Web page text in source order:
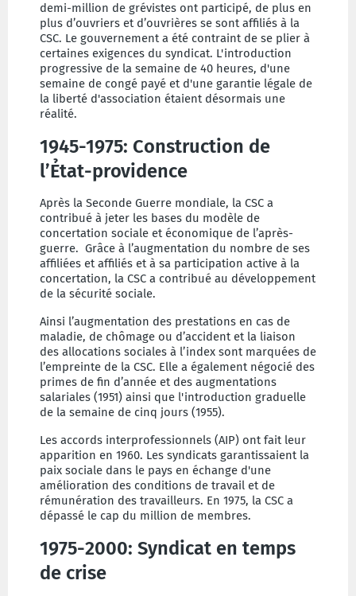
demi-million de grévistes ont participé, de plus en
plus d’ouvriers et d’ouvrières se sont affiliés à la
CSC. Le gouvernement a été contraint de se plier à
certaines exigences du syndicat. L'introduction
progressive de la semaine de 40 heures, d'une
semaine de congé payé et d'une garantie légale de
la liberté d'association étaient désormais une
réalité.
1945-1975: Construction de
l’Ẻtat-providence
Après la Seconde Guerre mondiale, la CSC a
contribué à jeter les bases du modèle de
concertation sociale et économique de l’après-
guerre. Grâce à l’augmentation du nombre de ses
affiliées et affiliés et à sa participation active à la
concertation, la CSC a contribué au développement
de la sécurité sociale.
Ainsi l’augmentation des prestations en cas de
maladie, de chômage ou d’accident et la liaison
des allocations sociales à l’index sont marquées de
l’empreinte de la CSC. Elle a également négocié des
primes de fin d’année et des augmentations
salariales (1951) ainsi que l'introduction graduelle
de la semaine de cinq jours (1955).
Les accords interprofessionnels (AIP) ont fait leur
apparition en 1960. Les syndicats garantissaient la
paix sociale dans le pays en échange d'une
amélioration des conditions de travail et de
rémunération des travailleurs. En 1975, la CSC a
dépassé le cap du million de membres.
1975-2000: Syndicat en temps
de crise